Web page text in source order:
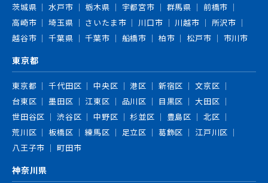
茨城県 水戸市 栃木県 宇都宮市 群馬県
前橋市
高崎市
埼玉県 さいたま市 川口市 川越市
所沢市
越谷市
千葉県 千葉市 船橋市 柏市 松戸市 市川市
東京都
東京都 千代田区 中央区 港区 新宿区
文京区
台東区
墨田区 江東区 品川区 目黒区
大田区
世田谷区
渋谷区 中野区 杉並区 豊島区
北区
荒川区
板橋区 練馬区 足立区 葛飾区
江戸川区
八王子市
町田市
神奈川県